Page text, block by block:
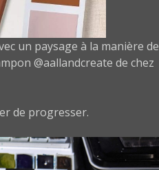
un paysage à la manière de
@aallandcreate de chez
de progresser.